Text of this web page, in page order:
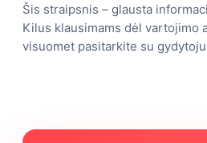
Šis straipsnis – glausta
Kilus klausimams dėl vartojimo
visuomet pasitarkite su